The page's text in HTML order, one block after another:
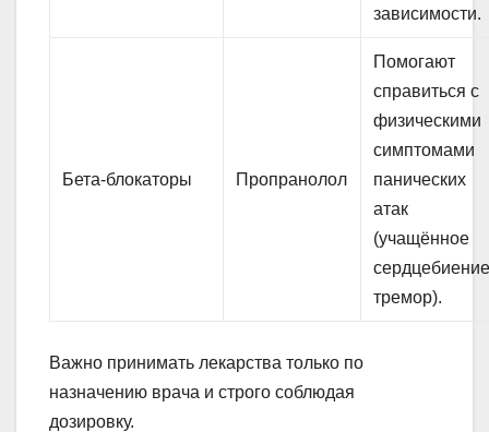
зависимости.
Бета-блокаторы Пропранолол
Помогают
справиться с
физическими
симптомами
панических
атак
(учащённое
тремор).
Важно принимать лекарства только по
назначению врача и строго соблюдая
дозировку.